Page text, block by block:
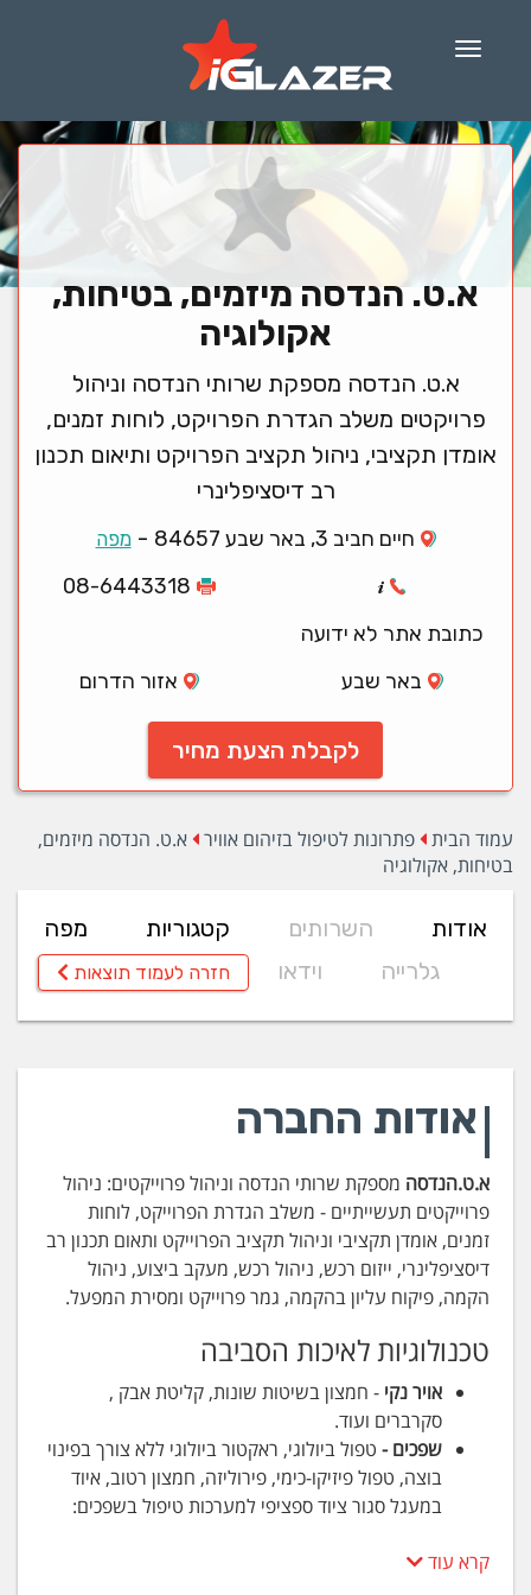
Menu
א.ט. הנדסה מיזמים, בטיחות,
אקולוגיה
א.ט. הנדסה מספקת שרותי הנדסה וניהול
פרויקטים משלב הגדרת הפרויקט, לוחות זמנים,
אומדן תקציבי, ניהול תקציב הפרויקט ותיאום תכנון
רב דיסציפלינרי
חיים חביב 3, באר שבע 84657 -מפה
08-6443318
כתובת אתר לא ידועה
באר שבע
אזור הדרום
לקבלת הצעת מחיר
עמוד הבית פתרונות לטיפול בזיהום אוויר
א.ט. הנדסה מיזמים,
בטיחות, אקולוגיה
אודות השרותים קטגוריות
מפה
גלרייה
וידאו חזרה לעמוד תוצאות
אודות החברה
א.ט.הנדסה מספקת שרותי הנדסה וניהול פרוייקטים: ניהול
פרוייקטים תעשייתיים - משלב הגדרת הפרוייקט, לוחות
זמנים, אומדן תקציבי וניהול תקציב הפרוייקט ותאום תכנון רב
דיסציפלינרי, ייזום רכש, ניהול רכש, מעקב ביצוע, ניהול
הקמה, פיקוח עליון בהקמה, גמר פרוייקט ומסירת המפעל.
טכנולוגיות לאיכות הסביבה
אויר נקי - חמצון בשיטות שונות, קליטת אבק ,
סקרברים ועוד.
שפכים - טפול ביולוגי, ראקטור ביולוגי ללא צורך בפינוי
בוצה, טפול פיזיקו-כימי, פירוליזה, חמצון רטוב, איוד
במעגל סגור ציוד ספציפי למערכות טיפול בשפכים:
למיניהם ועוד. טכנולוגיות שונות לטיפול בשפכים.קרא עוד